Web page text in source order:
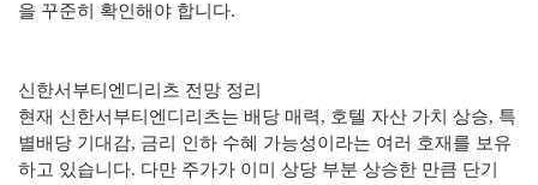
을 꾸준히 확인해야 합니다.
신한서부티엔디리츠 전망 정리
현재 신한서부티엔디리츠는 배당 매력, 호텔 자산 가치 상승, 특
별배당 기대감, 금리 인하 수혜 가능성이라는 여러 호재를 보유
하고 있습니다. 다만 주가가 이미 상당 부분 상승한 만큼 단기